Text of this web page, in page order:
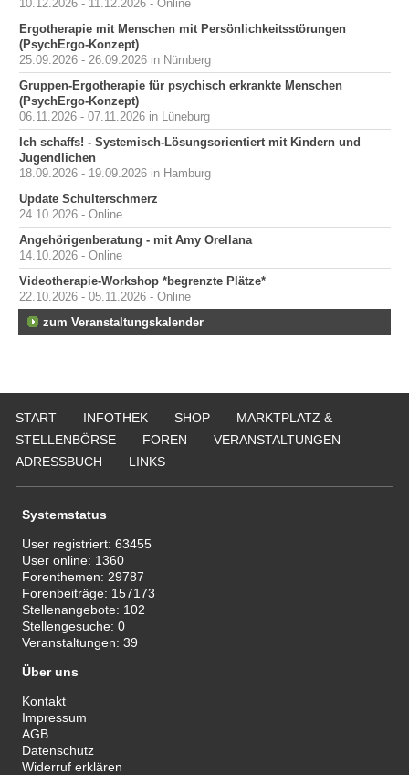
10.12.2026 - 11.12.2026 - Online
Ergotherapie mit Menschen mit Persönlichkeitsstörungen
(PsychErgo-Konzept)
25.09.2026 - 26.09.2026 in Nürnberg
Gruppen-Ergotherapie für psychisch erkrankte Menschen
(PsychErgo-Konzept)
06.11.2026 - 07.11.2026 in Lüneburg
Ich schaffs! - Systemisch-Lösungsorientiert mit Kindern und
Jugendlichen
18.09.2026 - 19.09.2026 in Hamburg
Update Schulterschmerz
24.10.2026 - Online
Angehörigenberatung - mit Amy Orellana
14.10.2026 - Online
Videotherapie-Workshop *begrenzte Plätze*
22.10.2026 - 05.11.2026 - Online
zum Veranstaltungskalender
START INFOTHEK SHOP
MARKTPLATZ &
STELLENBÖRSE
FOREN
VERANSTALTUNGEN
ADRESSBUCH
LINKS
Systemstatus
User registriert:63455
User online: 1360
Forenthemen: 29787
Forenbeiträge: 157173
Stellenangebote: 102
Stellengesuche:0
Veranstaltungen:39
Über uns
Kontakt
Impressum
AGB
Datenschutz
Widerruf erklären